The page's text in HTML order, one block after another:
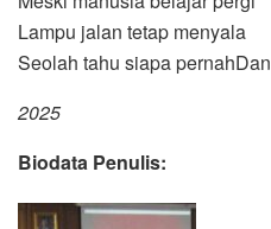
Lampu jalan tetap menyala
Seolah tahu siapa
2025
Biodata Penulis: